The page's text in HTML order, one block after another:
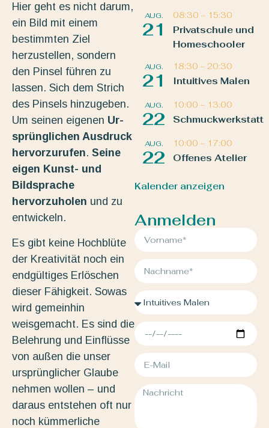
Hier geht es nicht darum,
ein Bild mit einem
bestimmten Ziel
herzustellen, sondern
den Pinsel führen zu
lassen. Sich dem Strich
des Pinsels hinzugeben.
Um seinen eigenen Ur-
sprünglichen Ausdruck
hervorzurufen. Seine
eigen Kunst- und
Bildsprache
hervorzuholen und zu
entwickeln.
Es gibt keine Hochblüte
der Kreativität noch ein
endgültiges Erlöschen
dieser Fähigkeit. Sowas
wird gemeinhin
weisgemacht. Es sind die
Belehrung und Einflüsse
von außen die unser
ursprünglicher Glaube
nehmen wollen – und
daraus entstehen oft nur
noch kümmerliche
AUG.
21
08:30 – 15:30
Privatschule und
Homeschooler
AUG.
21
18:30 – 20:30
Intuitives Malen
AUG.
22
10:00 – 13:00
Schmuckwerkstatt
AUG.
22
10:00 – 17:00
Offenes Atelier
Kalender anzeigen
Anmelden